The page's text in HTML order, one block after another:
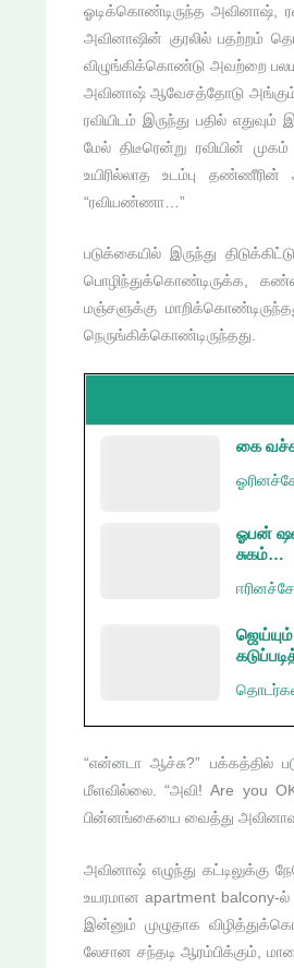
ஓடிக்கொண்டிருந்த அவினாஷ்,
அவினாஷின் குரலில் பதற்றம்
விழுங்கிக்கொண்டு அவற்றை
அவினாஷ் ஆவேசத்தோடு அங்கும்
ரவியிடம் இருந்து பதில்
மேல் திடீரென்று ரவியின்
உயிரில்லாத உடம்பு தண்ணீரின்
“ரவியண்ணா…”
படுக்கையில் இருந்து
பொழிந்துக்கொண்டிருக்க,
மஞ்சளுக்கு
நெருங்கிக்கொண்டிருந்தது.
கை
ஓபன்
சுகம்…
“என்னடா ஆச்சு?” பக்கத்தில்
மீளவில்லை. “அவி! Are you
பின்னங்கையை வைத்து
அவினாஷ் எழுந்து கட்டிலுக்கு
உயரமான apartment balcony-
இன்னும் முழுதாக
லேசான சந்தடி ஆரம்பிக்கும்,